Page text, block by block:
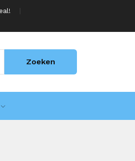
Zoeken